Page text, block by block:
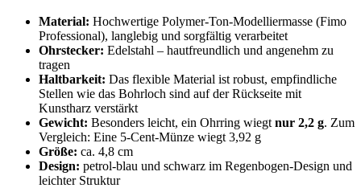
Material: Hochwertige Polymer-Ton-Modelliermasse (Fimo
Professional), langlebig und sorgfältig verarbeitet
Ohrstecker: Edelstahl – hautfreundlich und angenehm zu
tragen
Haltbarkeit: Das flexible Material ist robust, empfindliche
Stellen wie das Bohrloch sind auf der Rückseite mit
Kunstharz verstärkt
Gewicht: Besonders leicht, ein Ohrring wiegt nur 2,2 g. Zum
Vergleich: Eine 5-Cent-Münze wiegt 3,92 g
Größe: ca. 4,8 cm
Design: petrol-blau und schwarz im Regenbogen-Design und
leichter Struktur